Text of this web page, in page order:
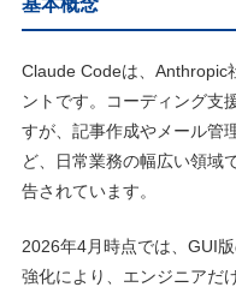
Claude Codeは、Anthropic
ントです。コーディング支
すが、記事作成やメール管
ど、日常業務の幅広い領域
告されています。
2026年4月時点では、GUI
強化により、エンジニアだ